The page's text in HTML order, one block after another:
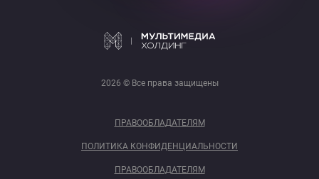
2026 © Все права защищены
ПРАВООБЛАДАТЕЛЯМ
ПОЛИТИКА КОНФИДЕНЦИАЛЬНОСТИ
ПРАВООБЛАДАТЕЛЯМ